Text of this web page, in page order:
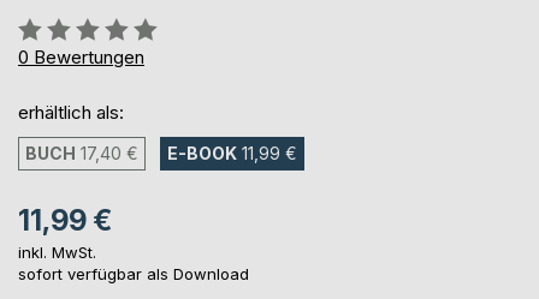
Bewertung::
0%
0 Bewertungen
erhältlich als:
BUCH 17,40 € E-BOOK 11,99 €
11,99 €
inkl. MwSt.
sofort verfügbar als Download